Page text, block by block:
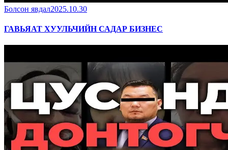
Болсон явдал2025.10.30
ГАВЬЯАТ ХУУЛЬЧИЙН САДАР БИЗНЕС